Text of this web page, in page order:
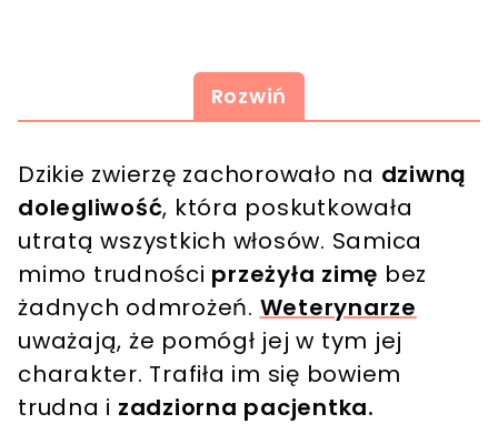
Rozwiń
Dzikie zwierzę zachorowało na dziwną
dolegliwość, która poskutkowała
utratą wszystkich włosów. Samica
mimo trudności przeżyła zimę bez
żadnych odmrożeń. Weterynarze
uważają, że pomógł jej w tym jej
charakter. Trafiła im się bowiem
trudna i zadziorna pacjentka.